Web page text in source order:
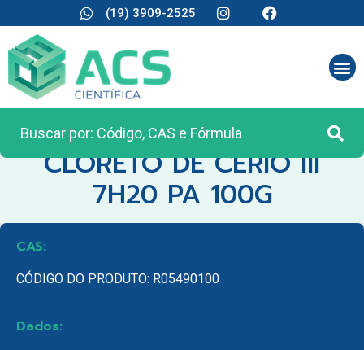
(19) 3909-2525
CATEGORIA:REAGENTES ANALÍTICOS
CLORETO DE CERIO III
7H20 PA 100G
CAS:
CÓDIGO DO PRODUTO: R05490100
Dados: